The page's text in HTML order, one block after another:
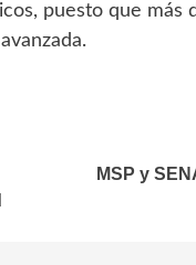
puesto que más
MSP y